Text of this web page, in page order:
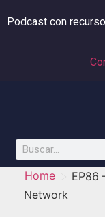
Podcast con
Home
EP86
Network